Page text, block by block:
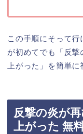
この手順にそって
が初めてでも
「反
上がった」
を簡単に
反撃の炎が
上がった 無